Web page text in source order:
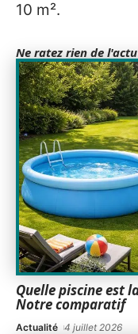
10 m².
Ne ratez rien de l'actu
Quelle piscine est
Notre comparatif
Actualité 4 juillet 2026